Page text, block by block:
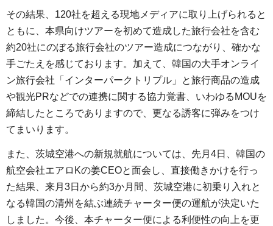
その結果、120社を超える現地メディアに取り上げられると
ともに、本県向けツアーを初めて造成した旅行会社を含む
約20社にのぼる旅行会社のツアー造成につながり、確かな
手ごたえを感じております。加えて、韓国の大手オンライ
ン旅行会社「インターパークトリプル」と旅行商品の造成
や観光PRなどでの連携に関する協力覚書、いわゆるMOUを
締結したところでありますので、更なる誘客に弾みをつけ
てまいります。
また、茨城空港への新規就航については、先月4日、韓国の
航空会社エアロKの姜CEOと面会し、直接働きかけを行っ
た結果、来月3日から約3か月間、茨城空港に初乗り入れと
なる韓国の清州を結ぶ連続チャーター便の運航が決定いた
しました。今後、本チャーター便による利便性の向上を更